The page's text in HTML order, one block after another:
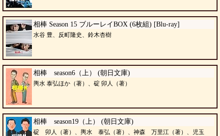
相棒 Season 15 ブルーレイBOX (6枚組) [Blu-ray]
水谷 豊、反町隆史、鈴木杏樹
相棒 season6（上） (朝日文庫)
輿水 泰弘ほか（著）、碇 卯人（著）
相棒 season19（上） (朝日文庫)
碇 卯人（著）、輿水 泰弘（著）、神森 万里江（著）、児玉